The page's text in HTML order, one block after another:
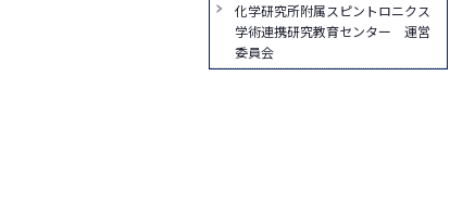
化学研究所附属スピントロニクス
学術連携研究教育センター 運営
委員会